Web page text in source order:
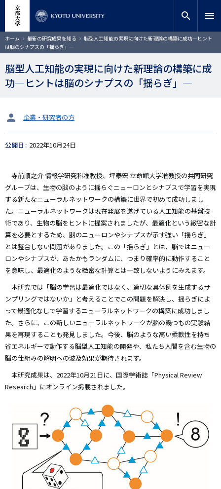
コ
ン
テ
ン
ツ
に
サイト内検索
検索
search menu
ホーム 最新の研究成果を知る
脳型人工知能の実現に向けた新理論の構築に成功―ヒント
は脳のシナプスの「揺らぎ」―
脳型人工知能の実現に向けた新理論の構築に成
功―ヒントは脳のシナプスの「揺らぎ」―
タ
ッ
企業・研究者の方
公開日 2022年10月24日
寺前順之介 情報学研究科准教授、坪泰宏 立命館大学准教授の共同研究
グループは、生物の脳のように揺らぐニューロンとシナプスで学習を実現
する新たなニューラルネットワークの構築に世界で初めて成功しまし
た。ニューラルネットワークは現在発展を遂げている人工知能の基盤技
術であり、生物の脳をヒントに提案されましたが、最適化という緻密な計
算を必要とするため、脳のニューロンやシナプスが示す強い「揺らぎ」
とは整合しない問題がありました。この「揺らぎ」とは、脳ではニュー
ロンやシナプスが、あたかもランダムに、つまり確率的に動作すること
を意味し、最適化のような緻密な計算とは一致しないようにみえます。
本研究では「脳の学習は最適化ではなく、適切な具体例を生成するサ
ンプリングではないか」と考えることでこの問題を解決し、揺らぎによ
って最適化なしで学習するニューラルネットワークの構築に成功しまし
た。さらに、この新しいニューラルネットワークが脳の幾つもの実験結
果を再現することも発見しました。今後、脳のような高い柔軟性を持ち
省エネルギーで動作する脳型人工知能の開発や、私たち人間を含む生物の
脳の仕組みの解明への波及効果が期待されます。
本研究成果は、2022年10月21日に、国際学術誌「Physical Review
Research」にオンライン掲載されました。